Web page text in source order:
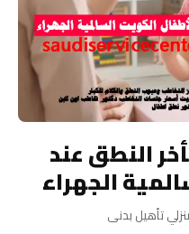
النطق عند
الجهراء
تأهيل بدنى